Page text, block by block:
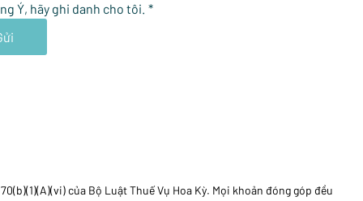
của Bộ Luật Thuế Vụ Hoa Kỳ. Mọi khoản đóng góp đều
Ý, hãy ghi danh cho tôi. *